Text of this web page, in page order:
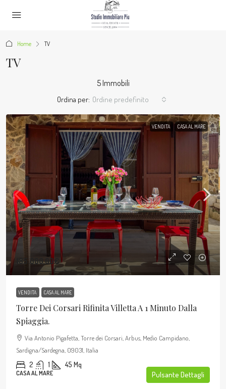
Home TV
TV
5 Immobili
Ordina per: Ordine predefinito
VENDITA CASA AL MARE
185.000,00€
VENDITA CASA AL MARE
Torre Dei Corsari Rifinita Villetta A 1 Minuto Dalla
Spiaggia.
Via Antonio Pigafetta, Torre dei Corsari, Arbus, Medio Campidano,
Sardigna/Sardegna, 09031, Italia
2 1 45 Mq
CASA AL MARE Pulsante Dettagli